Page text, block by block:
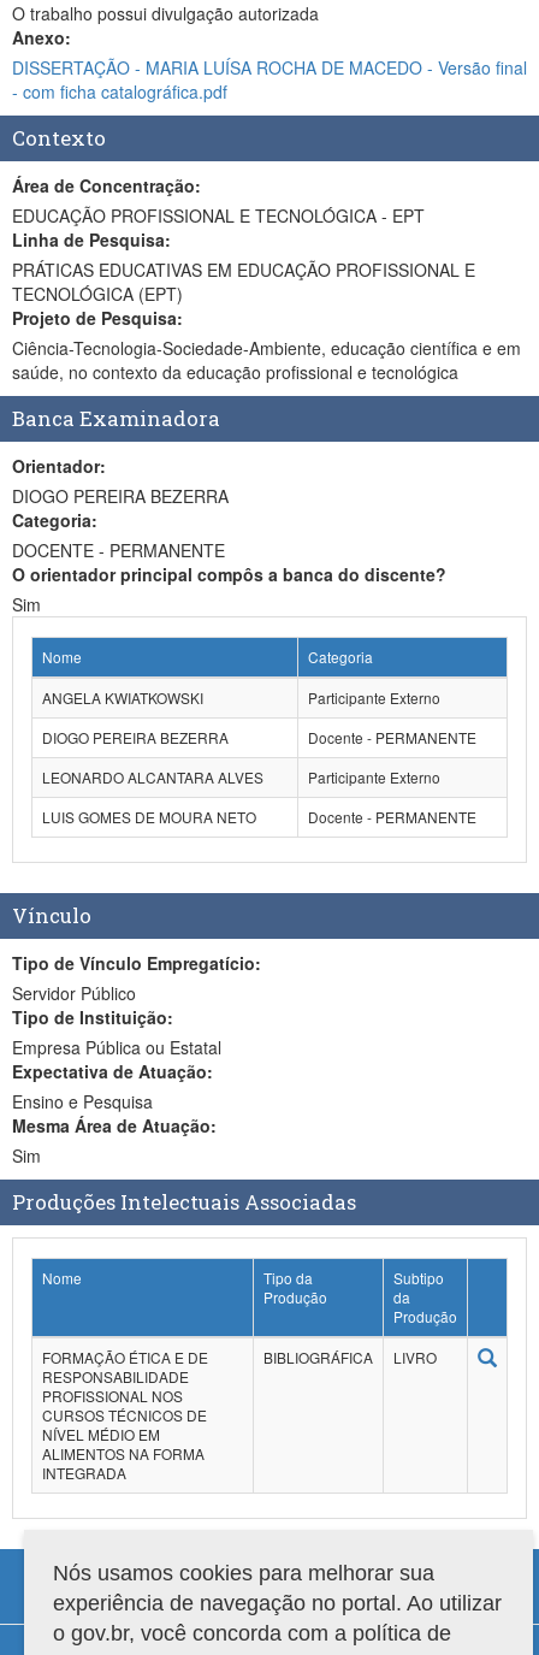
O trabalho possui divulgação autorizada
Anexo:
DISSERTAÇÃO - MARIA LUÍSA ROCHA DE MACEDO - Versão final
- com ficha catalográfica.pdf
Contexto
Área de Concentração:
EDUCAÇÃO PROFISSIONAL E TECNOLÓGICA - EPT
Linha de Pesquisa:
PRÁTICAS EDUCATIVAS EM EDUCAÇÃO PROFISSIONAL E
TECNOLÓGICA (EPT)
Projeto de Pesquisa:
Ciência-Tecnologia-Sociedade-Ambiente, educação científica e em
saúde, no contexto da educação profissional e tecnológica
Banca Examinadora
Orientador:
DIOGO PEREIRA BEZERRA
Categoria:
DOCENTE - PERMANENTE
O orientador principal compôs a banca do discente?
Sim
Nome
Categoria
ANGELA KWIATKOWSKI
Participante Externo
DIOGO PEREIRA BEZERRA
Docente - PERMANENTE
LEONARDO ALCANTARA ALVES
Participante Externo
LUIS GOMES DE MOURA NETO
Docente - PERMANENTE
Vínculo
Tipo de Vínculo Empregatício:
Servidor Público
Tipo de Instituição:
Empresa Pública ou Estatal
Expectativa de Atuação:
Ensino e Pesquisa
Mesma Área de Atuação:
Sim
Produções Intelectuais Associadas
Nome
Tipo da
Produção
Subtipo
da
Produção
FORMAÇÃO ÉTICA E DE
RESPONSABILIDADE
PROFISSIONAL NOS
CURSOS TÉCNICOS DE
NÍVEL MÉDIO EM
ALIMENTOS NA FORMA
INTEGRADA
BIBLIOGRÁFICA LIVRO
Compatibilidade
Nós usamos cookies para melhorar sua
experiência de navegação no portal. Ao utilizar
o gov.br, você concorda com a política de